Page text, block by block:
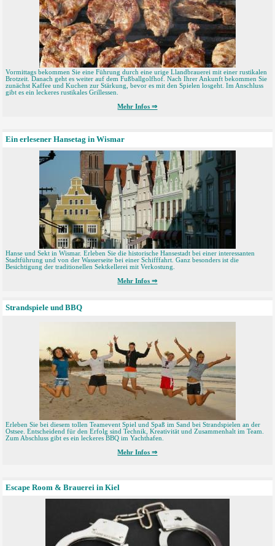
Vormittags bekommen Sie eine Führung durch eine urige Llandbrauerei mit einer rustikalen
Brotzeit. Danach geht es weiter auf dem Fußballgolfhof. Nach Ihrer Ankunft bekommen Sie
zunächst Kaffee und Kuchen zur Stärkung, bevor es mit den Spielen losgeht. Im Anschluss
gibt es ein leckeres rustikales Grillessen.
Mehr Infos ⇒
Ein erlesener Hansetag in Wismar
Hanse und Sekt in Wismar. Erleben Sie die historische Hansestadt bei einer interessanten
Stadtführung und von der Wasserseite bei einer Schifffahrt. Ganz besonders ist die
Besichtigung der traditionellen Sektkellerei mit Verkostung.
Mehr Infos ⇒
Strandspiele und BBQ
Erleben Sie bei diesem tollen Teamevent Spiel und Spaß im Sand bei Strandspielen an der
Ostsee. Entscheidend für den Erfolg sind Technik, Kreativität und Zusammenhalt im Team.
Zum Abschluss gibt es ein leckeres BBQ im Yachthafen.
Mehr Infos ⇒
Escape Room & Brauerei in Kiel